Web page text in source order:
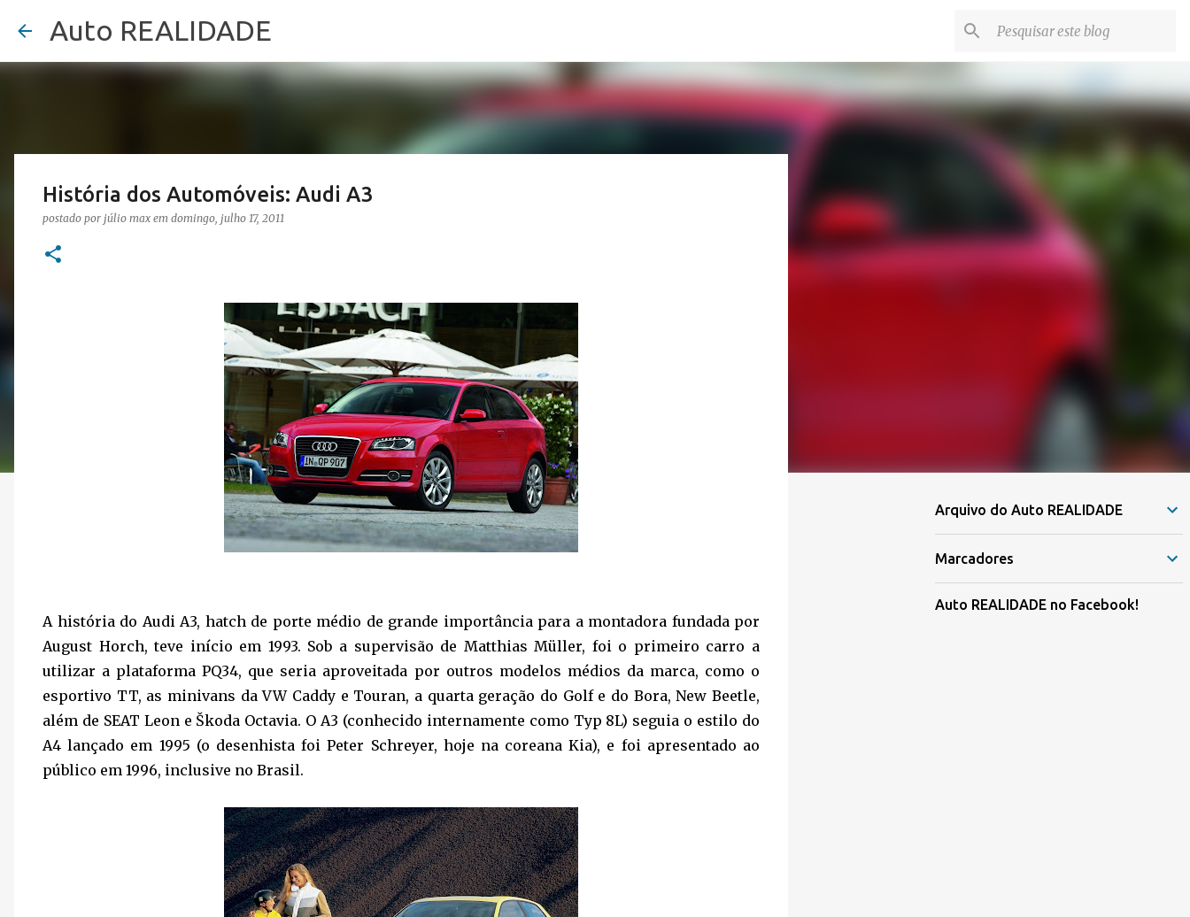
Auto REALIDADE
História dos Automóveis: Audi A3
postado por júlio max em domingo, julho 17, 2011
A história do Audi A3, hatch de porte médio de grande importância para a montadora fundada por
August Horch, teve início em 1993. Sob a supervisão de Matthias Müller, foi o primeiro carro a
utilizar a plataforma PQ34, que seria aproveitada por outros modelos médios da marca, como o
esportivo TT, as minivans da VW Caddy e Touran, a quarta geração do Golf e do Bora, New Beetle,
além de SEAT Leon e Škoda Octavia. O A3 (conhecido internamente como Typ 8L) seguia o estilo do
A4 lançado em 1995 (o desenhista foi Peter Schreyer, hoje na coreana Kia), e foi apresentado ao
público em 1996, inclusive no Brasil.
Arquivo do Auto REALIDADE
Marcadores
Auto REALIDADE no Facebook!